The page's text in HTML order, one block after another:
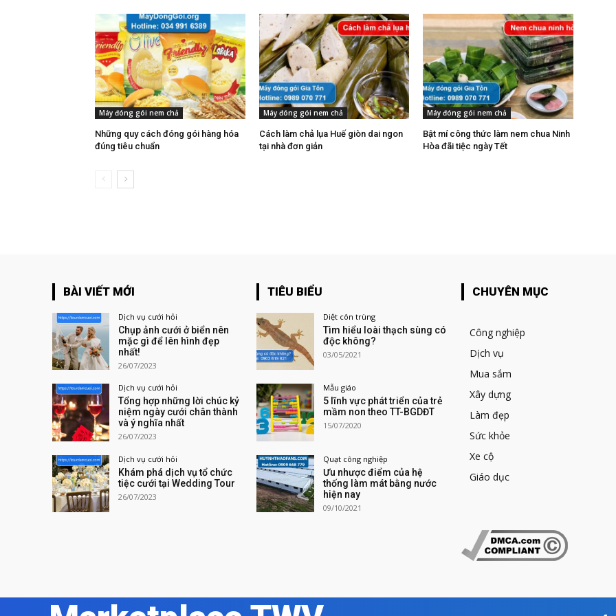
Máy đóng gói nem chả
Những quy cách đóng gói hàng hóa
đúng tiêu chuẩn
Máy đóng gói nem chả
Cách làm chả lụa Huế giòn dai ngon
tại nhà đơn giản
Máy đóng gói nem chả
Bật mí công thức làm nem chua Ninh
Hòa đãi tiệc ngày Tết
BÀI VIẾT MỚI
Dịch vụ cưới hỏi
Chụp ảnh cưới ở biển nên
mặc gì để lên hình đẹp
nhất!
26/07/2023
Dịch vụ cưới hỏi
Tổng hợp những lời chúc kỷ
niệm ngày cưới chân thành
và ý nghĩa nhất
26/07/2023
Dịch vụ cưới hỏi
Khám phá dịch vụ tổ chức
tiệc cưới tại Wedding Tour
26/07/2023
TIÊU BIỂU
Diệt côn trùng
Tìm hiểu loài thạch sùng có
độc không?
03/05/2021
Mẫu giáo
5 lĩnh vực phát triển của trẻ
mầm non theo TT-BGDĐT
15/07/2020
Quạt công nghiệp
Ưu nhược điểm của hệ
thống làm mát bằng nước
hiện nay
09/10/2021
CHUYÊN MỤC
Công nghiệp
Dịch vụ
Mua sắm
Xây dựng
Làm đẹp
Sức khỏe
Xe cộ
Giáo dục